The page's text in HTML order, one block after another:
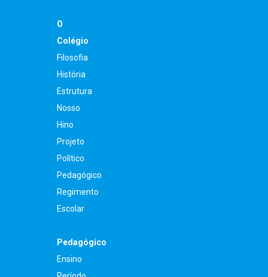
O
Colégio
Filosofia
História
Estrutura
Nosso
Hino
Projeto
Político
Pedagógico
Regimento
Escolar
Pedagógico
Ensino